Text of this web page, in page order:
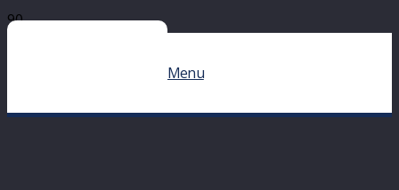
Menu